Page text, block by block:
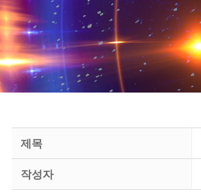
제목
작성자